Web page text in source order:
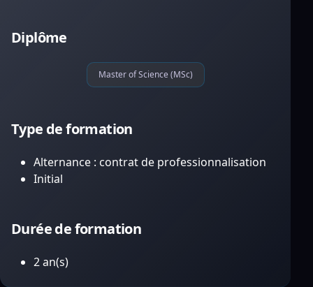
Diplôme
Master of Science (MSc)
Type de formation
Alternance : contrat de professionnalisation
Initial
Durée de formation
2 an(s)